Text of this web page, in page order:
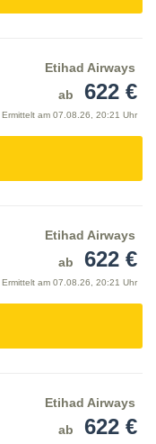
Etihad Airways
ab
622 €
Ermittelt am 07.08.26, 20:21 Uhr
Etihad Airways
ab
622 €
Ermittelt am 07.08.26, 20:21 Uhr
Etihad Airways
ab
622 €